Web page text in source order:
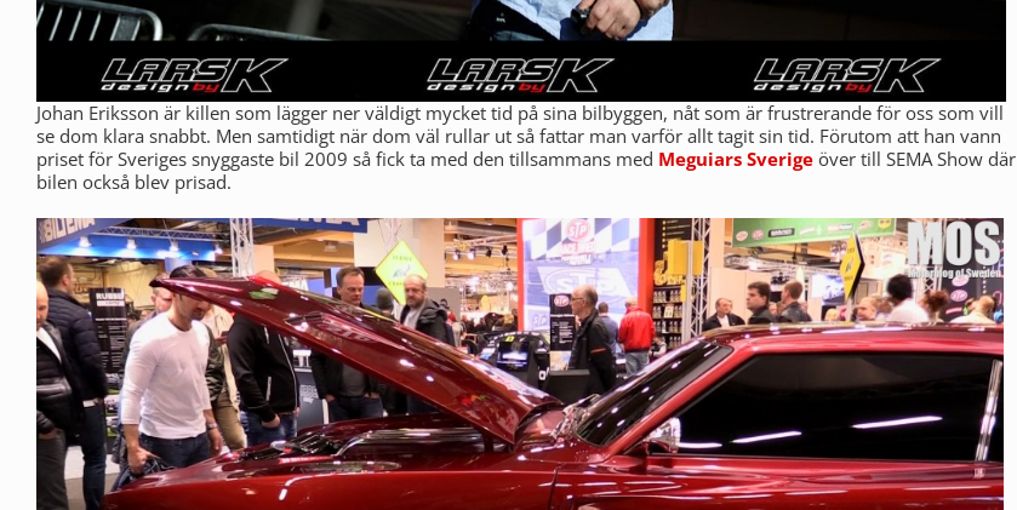
Johan Eriksson är killen som lägger ner väldigt mycket tid på sina bilbyggen, nåt som är frustrerande för oss som vill
se dom klara snabbt. Men samtidigt när dom väl rullar ut så fattar man varför allt tagit sin tid. Förutom att han vann
priset för Sveriges snyggaste bil 2009 så fick ta med den tillsammans med Meguiars Sverige över till SEMA Show där
bilen också blev prisad.